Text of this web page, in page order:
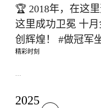
🏆 2018年，在这
这里成功卫冕 十
创辉煌！ #做冠军
精彩时刻
...
2025